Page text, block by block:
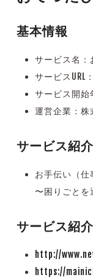
基本情報
サービス名：
サービスURL：
サービス開始
運営企業：株
サービス紹介
お手伝い（仕
〜困りごとを
サービス紹
http://
https://